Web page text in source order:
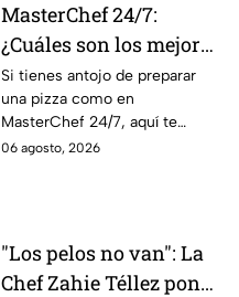
MasterChef 24/7:
¿Cuáles son los mejores
quesos para preparar
pizza en casa?
Si tienes antojo de preparar
una pizza como en
MasterChef 24/7, aquí te
contamos todo lo que debes
06 agosto, 2026
"Los pelos no van": La
Chef Zahie Téllez pone